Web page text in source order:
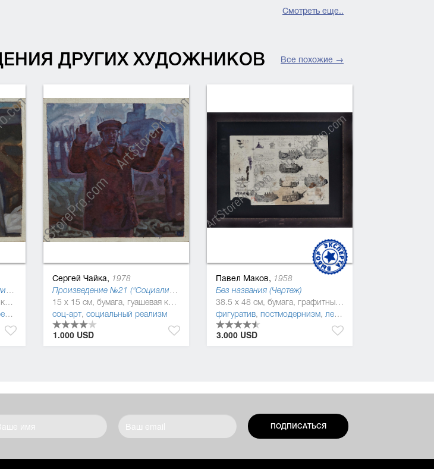
Смотреть еще..
ДРУГИХ ХУДОЖНИКОВ Все похожие →
Произведения №20 ("Социалистическая культура"), 2014
15 x 15 см, бумага, гуашевая краска
Сергей Чайка, 1978
Произведение №21 ("Социалистическая культура"), 2013
15 x 15 см, бумага, гуашевая краска
соц-арт, социальный реализм
1.000 USD
Павел Маков, 1958
Без названия (Чертеж)
38.5 x 48 см, бумага, графитный карандаш, краска
фигуратив, постмодернизм, леттризм
3.000 USD
ПОДПИСАТЬСЯ